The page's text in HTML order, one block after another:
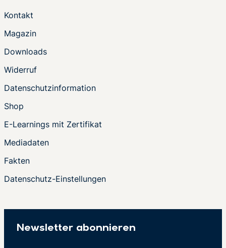
Kontakt
Magazin
Downloads
Widerruf
Datenschutzinformation
Shop
E-Learnings mit Zertifikat
Mediadaten
Fakten
Datenschutz-Einstellungen
Newsletter abonnieren